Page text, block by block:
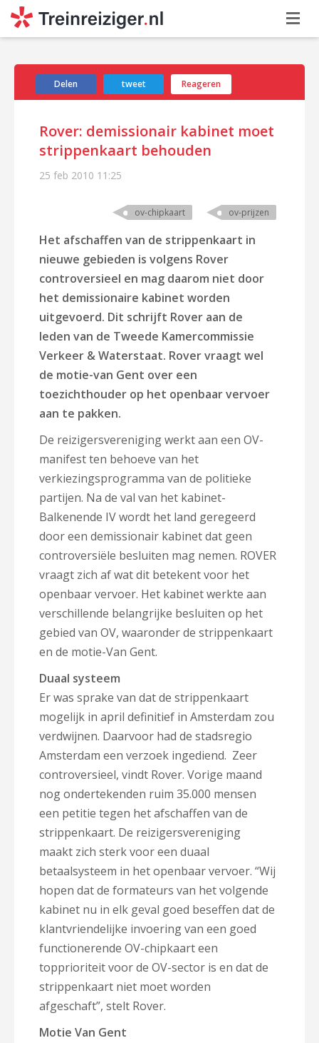
Delen tweet Reageren
Rover: demissionair kabinet moet
strippenkaart behouden
25 feb 2010 11:25
ov-chipkaart ov-prijzen
Het afschaffen van de strippenkaart in
nieuwe gebieden is volgens Rover
controversieel en mag daarom niet door
het demissionaire kabinet worden
uitgevoerd. Dit schrijft Rover aan de
leden van de Tweede Kamercommissie
Verkeer & Waterstaat. Rover vraagt wel
de motie-van Gent over een
toezichthouder op het openbaar vervoer
aan te pakken.
De reizigersvereniging werkt aan een OV-
manifest ten behoeve van het
verkiezingsprogramma van de politieke
partijen. Na de val van het kabinet-
Balkenende IV wordt het land geregeerd
door een demissionair kabinet dat geen
controversiële besluiten mag nemen. ROVER
vraagt zich af wat dit betekent voor het
openbaar vervoer. Het kabinet werkte aan
verschillende belangrijke besluiten op het
gebied van OV, waaronder de strippenkaart
en de motie-Van Gent.
Duaal systeem
Er was sprake van dat de strippenkaart
mogelijk in april definitief in Amsterdam zou
verdwijnen. Daarvoor had de stadsregio
Amsterdam een verzoek ingediend. Zeer
controversieel, vindt Rover. Vorige maand
nog ondertekenden ruim 35.000 mensen
een petitie tegen het afschaffen van de
strippenkaart. De reizigersvereniging
maakt zich sterk voor een duaal
betaalsysteem in het openbaar vervoer. “Wij
hopen dat de formateurs van het volgende
kabinet nu in elk geval goed beseffen dat de
klantvriendelijke invoering van een goed
functionerende OV-chipkaart een
topprioriteit voor de OV-sector is en dat de
strippenkaart niet moet worden
afgeschaft”, stelt Rover.
Motie Van Gent